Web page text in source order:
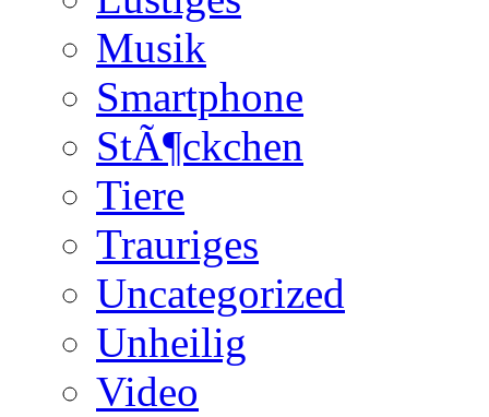
Musik
Smartphone
StÃ¶ckchen
Tiere
Trauriges
Uncategorized
Unheilig
Video